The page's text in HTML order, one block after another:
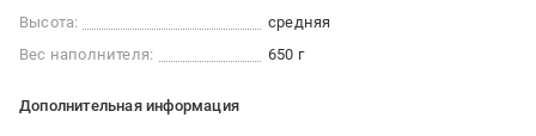
Высота:
средняя
Вес наполнителя:
650 г
Дополнительная информация